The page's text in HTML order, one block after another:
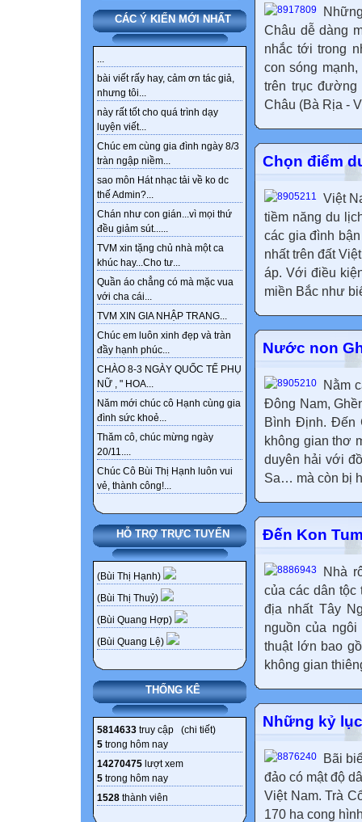
CÁC Ý KIẾN MỚI NHẤT
...
bài viết rấy hay, cảm ơn tác giả,
nhưng tôi...
này rất tốt cho quá trình dạy
luyện viết...
Chúc em cùng gia đình ngày 8/3
tràn ngập niềm...
sao môn Hát nhạc tải về ko dc
thế Admin?...
Chán như con gián...vì mọi thứ
đều giảm sút......
TVM xin tặng chủ nhà một ca
khúc hay...Cho tư...
Quần áo chẳng có mà mặc vua
với cha cái...
TVM XIN GIA NHẬP TRANG...
Chúc em luôn xinh đẹp và tràn
đầy hạnh phúc...
CHÀO 8-3 NGÀY QUỐC TẾ PHỤ
NỮ , " HOA...
Năm mới chúc cô Hạnh cùng gia
đình sức khoẻ...
Thăm cô, chúc mừng ngày
20/11....
Chúc Cô Bùi Thị Hạnh luôn vui
vẻ, thành công!...
HỖ TRỢ TRỰC TUYẾN
(Bùi Thị Hạnh)
(Bùi Thị Thuỷ)
(Bùi Quang Hợp)
(Bùi Quang Lệ)
THỐNG KÊ
5814633 truy cập (chi tiết)
5 trong hôm nay
14270475 lượt xem
5 trong hôm nay
1528 thành viên
Châu dễ dàng
nhắc tới trong
con sóng
trên trục
Châu (Bà Rịa -
Chọn điểm
Việt
tiềm năng du
các gia đình
nhất trên đất
áp. Với điều
miền Bắc như
Nước non
Nằm
Đông Nam,
Bình Ðịnh. Đến
không gian thơ
duyên hải với
Sa… mà còn bị
Đến Kon
Nhà
của các dân tộc
địa nhất Tây
nguồn của
thuật lớn bao
không gian
Những kỷ
Bãi
đảo có mật độ
Việt Nam. Trà
170 ha cong